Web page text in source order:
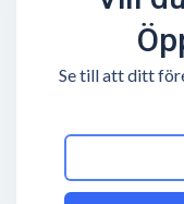
Se till att ditt